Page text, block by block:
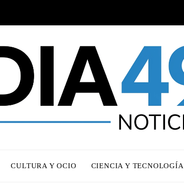
CULTURA Y OCIO CIENCIA Y TECNOLOGÍA